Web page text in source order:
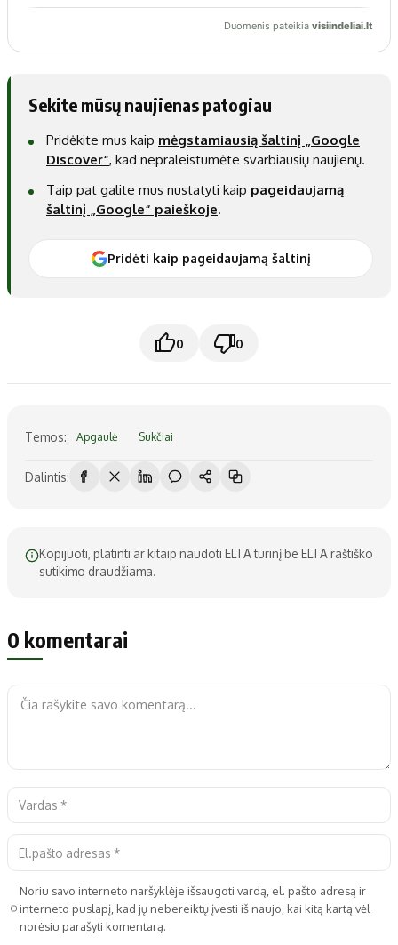
Sekite mūsų naujienas patogiau
Pridėkite mus kaip mėgstamiausią šaltinį „Google
Discover“, kad nepraleistumėte svarbiausių naujienų.
Taip pat galite mus nustatyti kaip pageidaujamą
šaltinį „Google“ paieškoje.
Pridėti kaip pageidaujamą šaltinį
0 0
Temos: Apgaulė Sukčiai
Dalintis:
Kopijuoti, platinti ar kitaip naudoti ELTA turinį be ELTA raštiško
sutikimo draudžiama.
0 komentarai
Noriu savo interneto naršyklėje išsaugoti vardą, el. pašto adresą ir
interneto puslapį, kad jų nebereiktų įvesti iš naujo, kai kitą kartą vėl
norėsiu parašyti komentarą.